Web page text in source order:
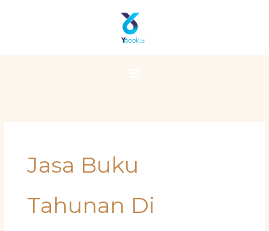
Main
Menu
Jasa Buku
Tahunan Di